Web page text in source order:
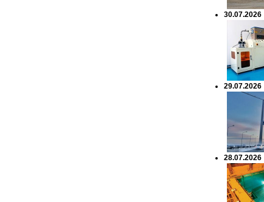
30.07.2026
29.07.2026
28.07.2026